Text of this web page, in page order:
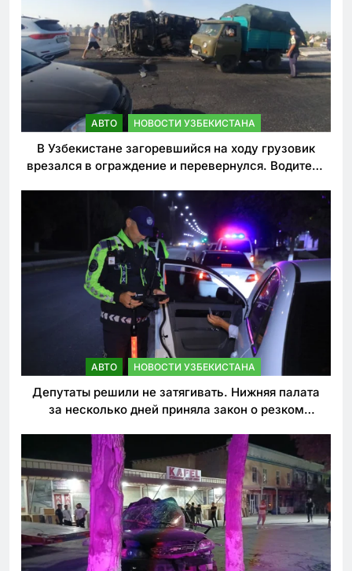
АВТО НОВОСТИ УЗБЕКИСТАНА
В Узбекистане загоревшийся на ходу грузовик
врезался в ограждение и перевернулся. Водитель
АВТО НОВОСТИ УЗБЕКИСТАНА
Депутаты решили не затягивать. Нижняя палата
за несколько дней приняла закон о резком